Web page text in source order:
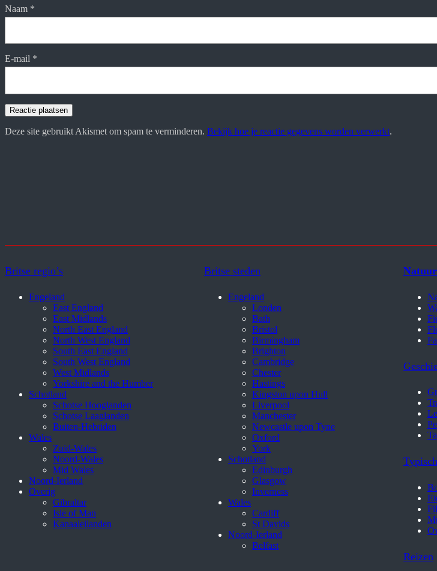
Naam *
E-mail *
Deze site gebruikt Akismet om spam te verminderen. Bekijk hoe je reactie gegevens worden verwerkt.
Britse regio’s
Engeland
East England
East Midlands
North East England
North West England
South East England
South West England
West Midlands
Yorkshire and the Humber
Schotland
Schotse Hooglanden
Schotse Laaglanden
Buiten-Hebriden
Wales
Zuid-Wales
Noord-Wales
Mid Wales
Noord-Ierland
Overig
Gibraltar
Isle of Man
Kanaaleilanden
Britse steden
Engeland
Londen
Bath
Bristol
Birmingham
Brighton
Cambridge
Chester
Hastings
Kingston upon Hull
Liverpool
Manchester
Newcastle upon Tyne
Oxford
York
Schotland
Edinburgh
Glasgow
Inverness
Wales
Cardiff
St Davids
Noord-Ierland
Belfast
Natuur
Reizen